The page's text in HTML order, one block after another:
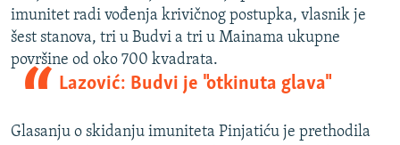
imunitet radi vođenja krivičnog postupka, vlasnik je
šest stanova, tri u Budvi a tri u Mainama ukupne
površine od oko 700 kvadrata.
Lazović: Budvi je "otkinuta glava"
Glasanju o skidanju imuniteta Pinjatiću je prethodila